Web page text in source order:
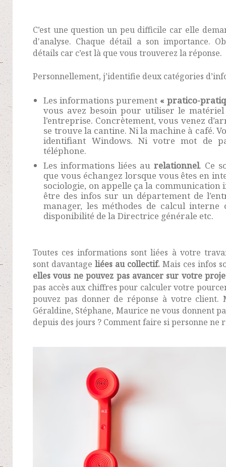
C’est une question un peu difficile car elle
d'analyse. Chaque détail a son importance.
détails car c’est là que vous trouverez la réponse.
Personnellement, j’identifie deux catégories
Les informations purement « pratico-
vous avez besoin pour utiliser le
l’entreprise. Concrètement, vous venez
se trouve la cantine. Ni la machine à café.
identifiant Windows. Ni votre mot de
téléphone.
Les informations liées aurelationnel. Ce
que vous échangez lorsque vous êtes en
sociologie, on appelle ça la communication
être des infos sur un département de
manager, les méthodes de calcul
disponibilité de la Directrice générale etc.
Toutes ces informations sont liées à votre
sont davantageliées au collectif. Mais ces infos
elles vous ne pouvez pas avancer sur votre
pas accès aux chiffres pour calculer votre
pouvez pas donner de réponse à votre client.
Géraldine, Stéphane, Maurice ne vous donnent
depuis des jours ? Comment faire si personne ne